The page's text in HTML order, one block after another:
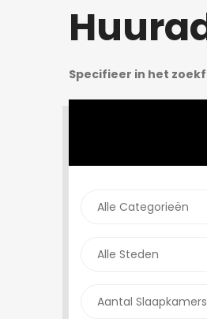
Specifieer in het